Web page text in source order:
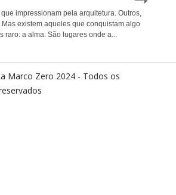
impressionam pela arquitetura. Outros,
existem aqueles que conquistam algo
raro: a alma. São lugares onde a...
Marco Zero 2024 - Todos os